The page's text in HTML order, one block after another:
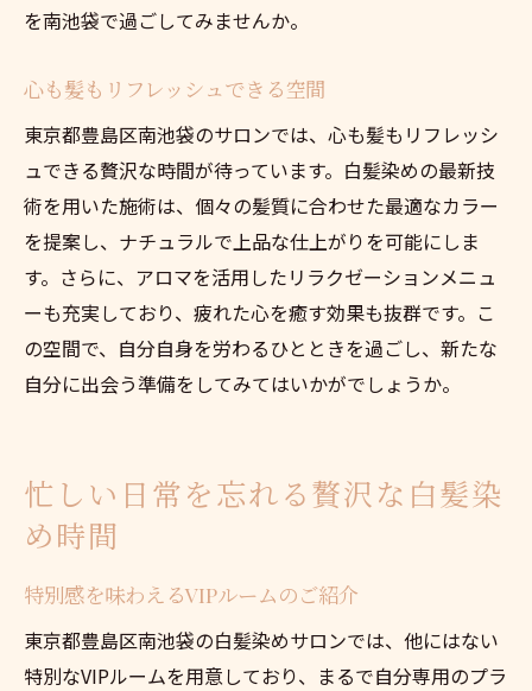
を南池袋で過ごしてみませんか。
心も髪もリフレッシュできる空間
東京都豊島区南池袋のサロンでは、心も髪もリフレッシ
ュできる贅沢な時間が待っています。白髪染めの最新技
術を用いた施術は、個々の髪質に合わせた最適なカラー
を提案し、ナチュラルで上品な仕上がりを可能にしま
す。さらに、アロマを活用したリラクゼーションメニュ
ーも充実しており、疲れた心を癒す効果も抜群です。こ
の空間で、自分自身を労わるひとときを過ごし、新たな
自分に出会う準備をしてみてはいかがでしょうか。
忙しい日常を忘れる贅沢な白髪染
め時間
特別感を味わえるVIPルームのご紹介
東京都豊島区南池袋の白髪染めサロンでは、他にはない
特別なVIPルームを用意しており、まるで自分専用のプラ